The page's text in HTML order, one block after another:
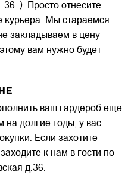
). Просто отнесите
курьера. Мы стараемся
закладываем в цену
вам нужно будет
ваш гардероб еще
долгие годы, у вас
Если захотите
к нам в гости по
д.36.